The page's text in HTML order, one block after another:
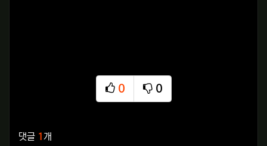
0
추천
0
비추천
댓글 1개